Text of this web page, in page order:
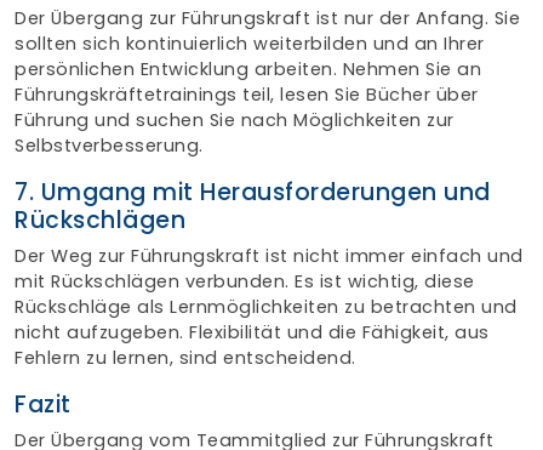
Der Übergang zur Führungskraft ist nur der Anfang. Sie
sollten sich kontinuierlich weiterbilden und an Ihrer
persönlichen Entwicklung arbeiten. Nehmen Sie an
Führungskräftetrainings teil, lesen Sie Bücher über
Führung und suchen Sie nach Möglichkeiten zur
Selbstverbesserung.
7. Umgang mit Herausforderungen und
Rückschlägen
Der Weg zur Führungskraft ist nicht immer einfach und
mit Rückschlägen verbunden. Es ist wichtig, diese
Rückschläge als Lernmöglichkeiten zu betrachten und
nicht aufzugeben. Flexibilität und die Fähigkeit, aus
Fehlern zu lernen, sind entscheidend.
Fazit
Der Übergang vom Teammitglied zur Führungskraft